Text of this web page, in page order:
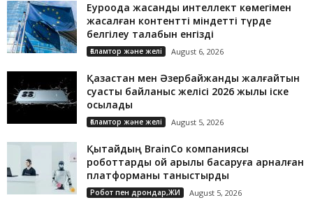
Еуроодақ жасанды интеллект көмегімен
жасалған контентті міндетті түрде
белгілеу талабын енгізді
Ғаламтор және желі August 6, 2026
Қазақстан мен Әзербайжанды жалғайтын
суасты байланыс желісі 2026 жылы іске
қосылады
Ғаламтор және желі August 5, 2026
Қытайдың BrainCo компаниясы
роботтарды ой арқылы басқаруға арналған
платформаны таныстырды
Робот пен дрондар,ЖИ August 5, 2026